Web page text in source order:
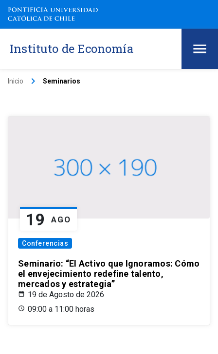
Instituto de Economía
Inicio keyboard_arrow_right Seminarios
19 AGO
Conferencias
Seminario: “El Activo que Ignoramos: Cómo
el envejecimiento redefine talento,
mercados y estrategia”
19 de Agosto de 2026
09:00 a 11:00 horas